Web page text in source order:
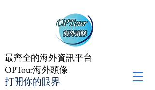
最齊全的海外資訊平台
OPTour海外頭條
打開你的眼界